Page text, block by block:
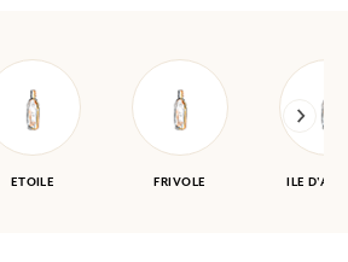
ETOILE FRIVOLE ILE